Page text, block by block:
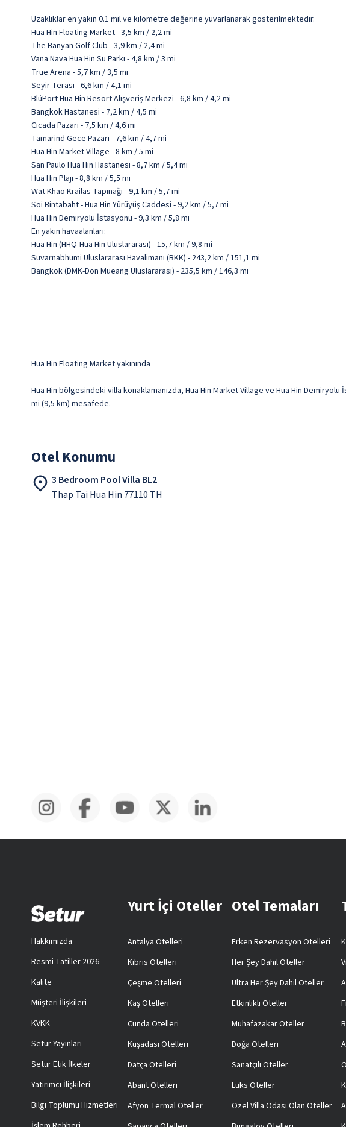
Uzaklıklar en yakın 0.1 mil ve kilometre değerine yuvarlanarak gösterilmektedir.
Hua Hin Floating Market - 3,5 km / 2,2 mi
The Banyan Golf Club - 3,9 km / 2,4 mi
Vana Nava Hua Hin Su Parkı - 4,8 km / 3 mi
True Arena - 5,7 km / 3,5 mi
Seyir Terası - 6,6 km / 4,1 mi
BlúPort Hua Hin Resort Alışveriş Merkezi - 6,8 km / 4,2 mi
Bangkok Hastanesi - 7,2 km / 4,5 mi
Cicada Pazarı - 7,5 km / 4,6 mi
Tamarind Gece Pazarı - 7,6 km / 4,7 mi
Hua Hin Market Village - 8 km / 5 mi
San Paulo Hua Hin Hastanesi - 8,7 km / 5,4 mi
Hua Hin Plajı - 8,8 km / 5,5 mi
Wat Khao Krailas Tapınağı - 9,1 km / 5,7 mi
Soi Bintabaht - Hua Hin Yürüyüş Caddesi - 9,2 km / 5,7 mi
Hua Hin Demiryolu İstasyonu - 9,3 km / 5,8 mi
En yakın havaalanları:
Hua Hin (HHQ-Hua Hin Uluslararası) - 15,7 km / 9,8 mi
Suvarnabhumi Uluslararası Havalimanı (BKK) - 243,2 km / 151,1 mi
Bangkok (DMK-Don Mueang Uluslararası) - 235,5 km / 146,3 mi
Hua Hin Floating Market yakınında
Hua Hin bölgesindeki villa konaklamanızda, Hua Hin Market Village ve Hua Hin
mi (9,5 km) mesafede.
Otel Konumu
3 Bedroom Pool Villa BL2
Thap Tai Hua Hin 77110 TH
Hakkımızda
Resmi Tatiller 2026
Kalite
Müşteri İlişkileri
KVKK
Setur Yayınları
Setur Etik İlkeler
Yatırımcı İlişkileri
Bilgi Toplumu Hizmetleri
Yurt İçi Oteller
Antalya Otelleri
Kıbrıs Otelleri
Çeşme Otelleri
Kaş Otelleri
Cunda Otelleri
Kuşadası Otelleri
Datça Otelleri
Abant Otelleri
Afyon Termal Oteller
Otel Temaları
Erken Rezervasyon Otelleri
Her Şey Dahil Oteller
Ultra Her Şey Dahil Oteller
Etkinlikli Oteller
Muhafazakar Oteller
Doğa Otelleri
Sanatçılı Oteller
Lüks Oteller
Özel Villa Odası Olan Oteller